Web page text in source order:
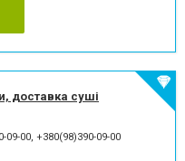
доставка суші
09-00, +380(98)390-09-00